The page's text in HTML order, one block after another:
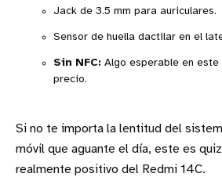
Jack de 3.5 mm para auriculares.
Sensor de huella dactilar en el
Sin NFC: Algo esperable en este
precio.
Si no te importa la lentitud del
móvil que aguante el día, este es
realmente positivo del Redmi 14C.